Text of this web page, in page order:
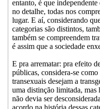
entanto, é que
no detalhe, todas nos
lugar. E aí, considerando
categorias são distintos,
também se compreendem
é assim que a sociedade
E pra arrematar: pra efeito
públicas, considera-se
transexuais desejam a
uma distinção limitada, mas
não devia ser
acordo na história dessas